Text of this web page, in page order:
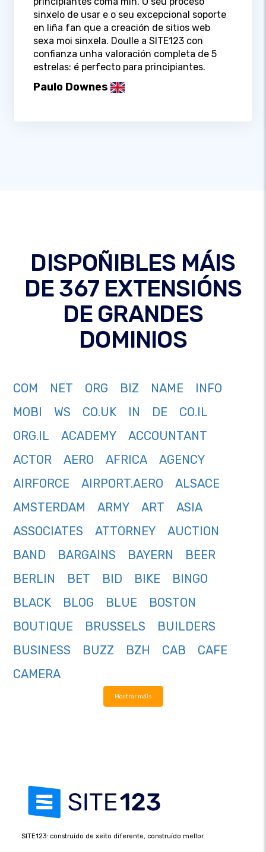
sinxelo de usar e o seu excepcional soporte
en liña fan que a creación de sitios web
sexa moi sinxela. Doulle a SITE123 con
confianza unha valoración completa de 5
estrelas: é perfecto para principiantes.
Paulo Downes
DISPOÑIBLES MÁIS
DE 367 EXTENSIÓNS
DE GRANDES
DOMINIOS
COM NET ORG BIZ NAME
INFO
MOBI
WS CO.UK IN DE
CO.IL
ORG.IL
ACADEMY
ACCOUNTANT
ACTOR
AERO AFRICA
AGENCY
AIRFORCE
AIRPORT.AERO
ALSACE
AMSTERDAM
ARMY ART
ASIA
ASSOCIATES
ATTORNEY
AUCTION
BAND
BARGAINS BAYERN
BEER
BERLIN
BET BID BIKE
BINGO
BLACK
BLOG BLUE
BOSTON
BOUTIQUE
BRUSSELS
BUILDERS
BUSINESS
BUZZ BZH CAB
CAFE
CAMERA
Mostrar máis
SITE123: construído de xeito diferente, construído mellor.